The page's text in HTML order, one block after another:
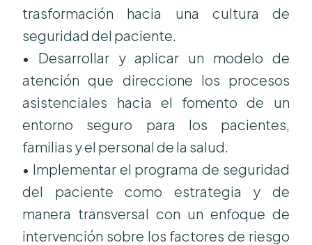
trasformación hacia una cultura de
seguridad del paciente.
• Desarrollar y aplicar un modelo de
atención que direccione los procesos
asistenciales hacia el fomento de un
entorno seguro para los pacientes,
familias y el personal de la salud.
• Implementar el programa de seguridad
del paciente como estrategia y de
manera transversal con un enfoque de
intervención sobre los factores de riesgo